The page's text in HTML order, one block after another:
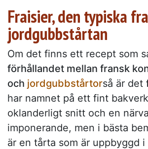
Fraisier, den typiska
jordgubbstårtan
Om det finns ett recept som
förhållandet mellan fransk
och jordgubbstårtorså är det
har namnet på ett fint
oklanderligt snitt och en
imponerande, men i bästa
är en tårta som är uppbyggd i